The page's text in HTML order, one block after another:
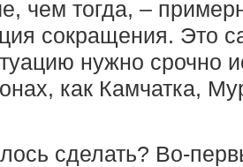
чем тогда, –
сокращения. Это
нужно срочно
как Камчатка,
сделать? Во-